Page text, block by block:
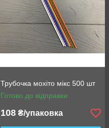
Трубочка мохіто мікс 500 шт
Готово до відправки
108 ₴/упаковка